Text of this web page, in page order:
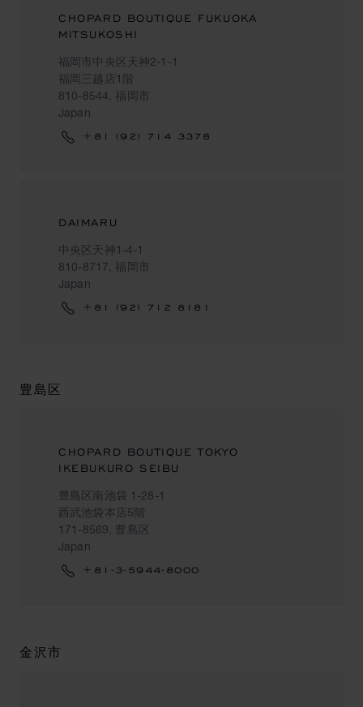
CHOPARD BOUTIQUE FUKUOKA
MITSUKOSHI
福岡市中央区天神2-1-1
福岡三越店1階
810-8544, 福岡市
Japan
+81 (92) 714 3378
DAIMARU
中央区天神1-4-1
810-8717, 福岡市
Japan
+81 (92) 712 8181
豊島区
CHOPARD BOUTIQUE TOKYO
IKEBUKURO SEIBU
豊島区南池袋 1-28-1
西武池袋本店5階
171-8569, 豊島区
Japan
+81-3-5944-8000
金沢市